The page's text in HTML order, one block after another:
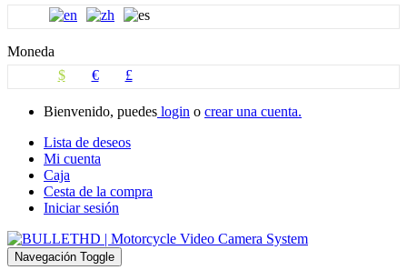
Moneda
$
€ £
Bienvenido, puedes login o crear una cuenta.
Lista de deseos
Mi cuenta
Caja
Cesta de la compra
Iniciar sesión
Navegación Toggle